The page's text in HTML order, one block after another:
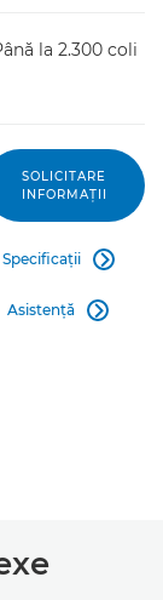
la 2.300 coli
SOLICITARE
INFORMAŢII
Specificaţii 
Asistenţă 